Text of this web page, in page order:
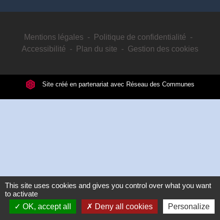
Mentions légales - Politique de confidentialité -
Accessibilité - Plan du site - Gestion des cookies
Site créé en partenariat avec Réseau des Communes
This site uses cookies and gives you control over what you want
to activate
OK, accept all
Deny all cookies Personalize